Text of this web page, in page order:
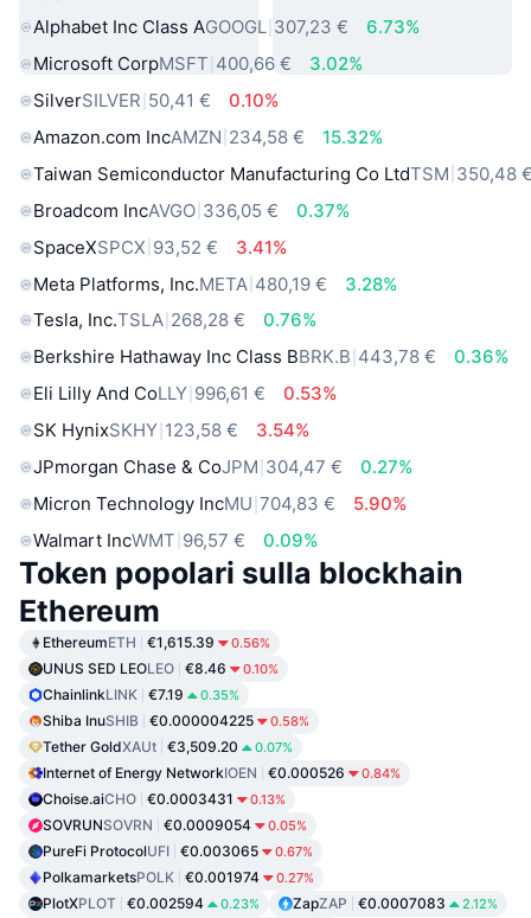
Alphabet Inc Class AGOOGL 307,23 €
6.73%
Microsoft CorpMSFT 400,66 €
3.02%
SilverSILVER 50,41 €
0.10%
Amazon.com IncAMZN 234,58 €
15.32%
Taiwan Semiconductor Manufacturing Co LtdTSM 350,48
Broadcom IncAVGO 336,05 €
0.37%
SpaceXSPCX 93,52 €
3.41%
Meta Platforms, Inc.META 480,19 €
3.28%
Tesla, Inc.TSLA 268,28 €
0.76%
Berkshire Hathaway Inc Class BBRK.B 443,78 €
0.36%
Eli Lilly And CoLLY 996,61 €
0.53%
SK HynixSKHY 123,58 €
3.54%
JPmorgan Chase & CoJPM 304,47 €
0.27%
Micron Technology IncMU 704,83 €
5.90%
Walmart IncWMT 96,57 € 0.09%
Token popolari sulla blockhain
Ethereum
EthereumETH €1,615.39 0.56%
UNUS SED LEOLEO €8.46 0.10%
ChainlinkLINK €7.19 0.35%
Shiba InuSHIB €0.000004225 0.58%
Tether GoldXAUt €3,509.20 0.07%
Internet of Energy NetworkIOEN €0.000526 0.84%
Choise.aiCHO €0.0003431 0.13%
SOVRUNSOVRN €0.0009054 0.05%
PureFi ProtocolUFI €0.003065 0.67%
PolkamarketsPOLK €0.001974 0.27%
PlotXPLOT €0.002594 0.23% ZapZAP €0.0007083 2.12%